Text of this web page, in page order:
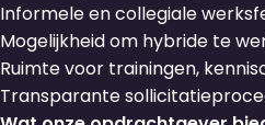
Informele en collegiale
Mogelijkheid om hybride te
Ruimte voor trainingen,
Transparante